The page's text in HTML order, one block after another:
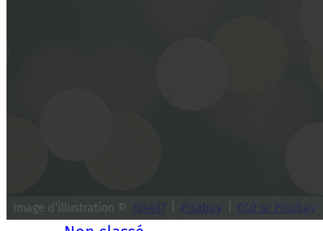
Image d’illustration © 704417 Pixabay CC0 or Pixabay